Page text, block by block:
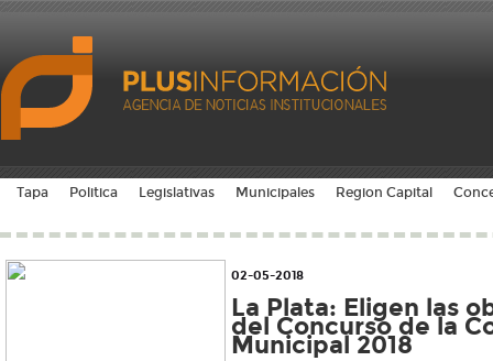
Tapa Politica Legislativas Municipales Region Capital
02-05-2018
La Plata: Eligen las
del Concurso de la
Municipal 2018